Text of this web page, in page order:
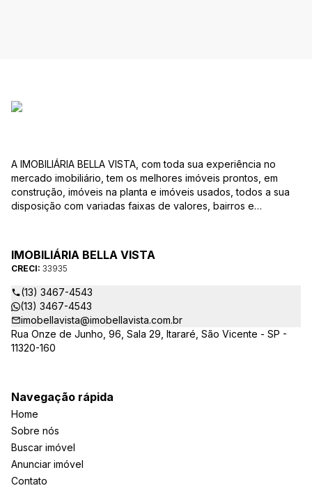
A IMOBILIÁRIA BELLA VISTA, com toda sua experiência no
mercado imobiliário, tem os melhores imóveis prontos, em
construção, imóveis na planta e imóveis usados, todos a sua
disposição com variadas faixas de valores, bairros e
ao CRECI-EE – estarão sempre prontos para responder-lhe
todas as suas dúvidas sobre casas, apartamentos, terrenos,
salas comerciais e outros produtos imobiliários.
IMOBILIÁRIA BELLA VISTA
CRECI: 33935
(13) 3467-4543
(13) 3467-4543
imobellavista@imobellavista.com.br
Rua Onze de Junho, 96, Sala 29, Itararé, São Vicente - SP -
11320-160
Navegação rápida
Home
Sobre nós
Buscar imóvel
Anunciar imóvel
Contato